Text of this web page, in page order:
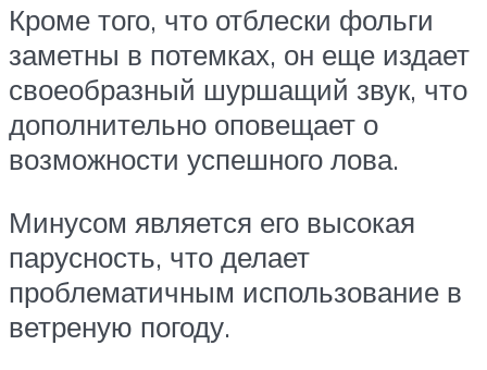
Кроме того, что отблески фольги
заметны в потемках, он еще издает
своеобразный шуршащий звук, что
дополнительно оповещает о
возможности успешного лова.
Минусом является его высокая
парусность, что делает
проблематичным использование в
ветреную погоду.